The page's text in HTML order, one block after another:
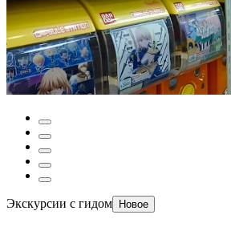
Экскурсии с гидом Новое